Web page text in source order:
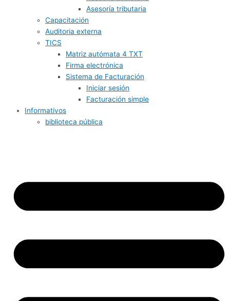
Asesoría tributaria
Capacitación
Auditoria externa
TICS
Matriz autómata 4 TXT
Firma electrónica
Sistema de Facturación
Iniciar sesión
Facturación simple
Informativos
biblioteca pública